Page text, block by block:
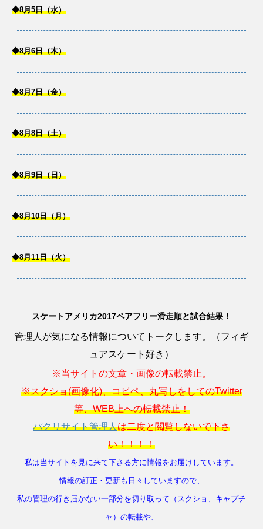
◆8月5日（水）
◆8月6日（木）
◆8月7日（金）
◆8月8日（土）
◆8月9日（日）
◆8月10日（月）
◆8月11日（火）
スケートアメリカ2017ペアフリー滑走順と試合結果！
管理人が気になる情報についてトークします。（フィギ
ュアスケート好き）
※当サイトの文章・画像の転載禁止。
※スクショ(画像化)、コピペ、丸写しをしてのTwitter
等、WEB上への転載禁止！
パクリサイト管理人は二度と閲覧しないで下さ
い！！！！
私は当サイトを見に来て下さる方に情報をお届けしています。
情報の訂正・更新も日々していますので、
私の管理の行き届かない一部分を切り取って（スクショ、キャプチ
ャ）の転載や、